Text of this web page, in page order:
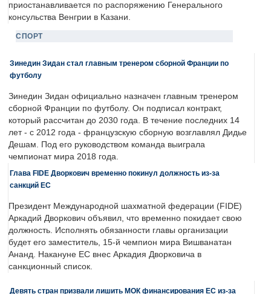
приостанавливается по распоряжению Генерального
консульства Венгрии в Казани.
СПОРТ
Зинедин Зидан стал главным тренером сборной Франции по
футболу
Зинедин Зидан официально назначен главным тренером
сборной Франции по футболу. Он подписал контракт,
который рассчитан до 2030 года. В течение последних 14
лет - с 2012 года - французскую сборную возглавлял Дидье
Дешам. Под его руководством команда выиграла
чемпионат мира 2018 года.
Глава FIDE Дворкович временно покинул должность из-за
санкций ЕС
Президент Международной шахматной федерации (FIDE)
Аркадий Дворкович объявил, что временно покидает свою
должность. Исполнять обязанности главы организации
будет его заместитель, 15-й чемпион мира Вишванатан
Ананд. Накануне ЕС внес Аркадия Дворковича в
санкционный список.
Девять стран призвали лишить МОК финансирования ЕС из-за